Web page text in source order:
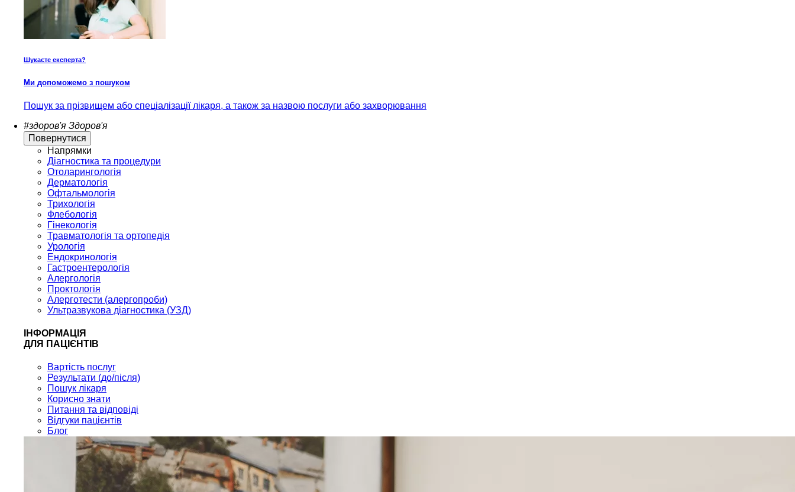
Шукаєте експерта?
Ми допоможемо з пошуком
Пошук за прізвищем або спеціалізації лікаря, а також за назвою послуги або захворювання
#здоров'я Здоров'я
Повернутися
Напрямки
Діагностика та процедури
Отоларингологія
Дерматологія
Офтальмологія
Трихологія
Флебологія
Гінекологія
Травматологія та ортопедія
Урологія
Ендокринологія
Гастроентерологія
Алергологія
Проктологія
Алерготести (алергопроби)
Ультразвукова діагностика (УЗД)
ІНФОРМАЦІЯ
ДЛЯ ПАЦІЄНТІВ
Вартість послуг
Результати (до/після)
Пошук лікаря
Корисно знати
Питання та відповіді
Відгуки пацієнтів
Блог